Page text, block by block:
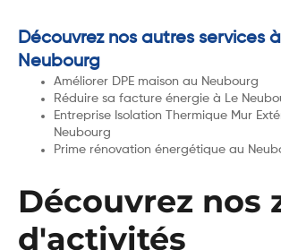
Découvrez nos autres services
Neubourg
Améliorer DPE maison au Neubourg
Réduire sa facture énergie à Le
Entreprise Isolation Thermique Mur
Neubourg
Prime rénovation énergétique au
Découvrez nos
d'activités